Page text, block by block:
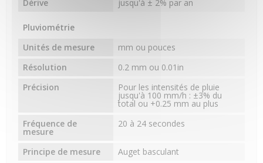
Dérive
jusqu'à ± 2% par an
Pluviométrie
Unités de mesure
mm ou pouces
Résolution
0.2 mm ou 0.01in
Précision
Pour les intensités de pluie
jusqu'à 100 mm/h : ±3% du
total ou +0.25 mm au plus
Fréquence de
mesure
20 à 24 secondes
Principe de mesure
Auget basculant